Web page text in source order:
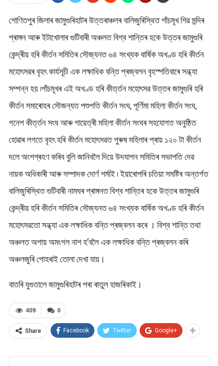
শোণিতপুৰ জিলাৰ জামুগুৰিহাটৰ উত্তৰাঞ্চলৰ বালিজুৰিস্থিত পাঁচমূখ শিৱ মন্দিৰ
প্ৰাঙ্গন আৰু ইটাখোলাৰ গুটিবাৰী অঞ্চলত বিশ্ব শান্তিৰ হকে উত্তৰ জামুগুৰি
কেন্দ্ৰীয় হৰি কীৰ্তন সমিতিৰ সৌজ্যনত ৬৪ সংখ্যক বাৰ্ষিক অখণ্ড হৰি কীৰ্তন
মহোৎসৱৰ বৃহৎ কাৰ্যসূচী এক লক্ষাধিক বন্তি প্ৰজ্বলন বৃহস্পতিবাৰে সন্ধ্যা
সম্পন্ন হয় ৷পাঁচমূখৰ এই অখণ্ড হৰি কীৰ্ত্তন মহোৎসৱ উত্তৰ জামুগুৰি হৰি
কীৰ্তন সমাৰোহৰ সৌজন্যত পশুপতি কীৰ্তন সংঘ, পূৰ্ণিমা মহিলা কীৰ্তন সংঘ,
গনেশ কীৰ্ত্তন সংঘ আৰু গায়েত্ৰী মহিলা কীৰ্তন সংঘৰ সহযোগত অনুষ্ঠিত
হোৱাৰ লগতে বৃহৎ হৰি কীৰ্তন মহোৎসৱত পুৰুষ মহিলাৰ প্ৰায় ১২০ টা কীৰ্তন
দলে অংশগ্ৰহণ কৰিব বুলি জানিবলৈ দিয়ে উদযাপন সমিতিৰ সভাপতি দেৱ
নায়ক অধিকাৰী আৰু সম্পাদক দোৰ্ণ শৰ্মাই ৷ ইয়াৰোপৰি চতিয়া সমষ্টিৰ অন্তৰ্গত
বালিজুৰিস্থিত গুটিবাৰী নামঘৰ প্ৰাঙ্গনত বিশ্ব শান্তিৰ হকে উত্তৰ জামুগুৰি
কেন্দ্ৰীয় হৰি কীৰ্তন সমিতিৰ সৌজ্যনত ৬৪ সংখ্যক বাৰ্ষিক অখণ্ড হৰি কীৰ্তন
মহোৎসৱতো সন্ধ্যা এক লক্ষাধিক বন্তি প্ৰজ্বলন কৰে । বিশ্ব শান্তি তথা
অঞ্চলত অপায় অমংগল নাশ হ’বলৈ এক লক্ষাধিক বন্তি প্ৰজ্বলন কৰি
অঞ্চলজুৰি পোহৰাই তোলা দেখা যায়।
বাতৰি যুগুতালে জামুগুৰিহাটৰ পৰা ৰাতুল হাজৰিকাই।
0
409
Share Facebook Twitter Google+